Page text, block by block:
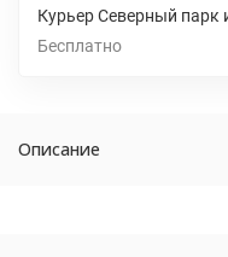
Курьер Северный
Бесплатно
Описание